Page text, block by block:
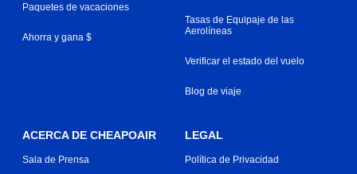
Paquetes de vacaciones
Ahorra y gana $
Tasas de Equipaje de las
Aerolíneas
Verificar el estado del vuelo
Blog de viaje
ACERCA DE CHEAPOAIR
Sala de Prensa
LEGAL
Política de Privacidad